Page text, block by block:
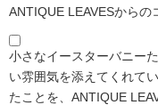
ANTIQUE LEAVESからの
小さなイースターバニー
い雰囲気を添えてくれて
たことを、ANTIQUE